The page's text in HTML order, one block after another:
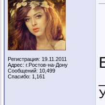
Регистрация: 19.11.2011
Адрес: г.Ростов-на-Дону
Сообщений: 10,499
Спасибо: 1,161